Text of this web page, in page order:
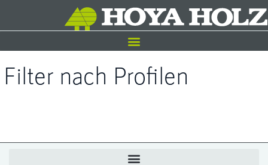
Filter nach Profilen